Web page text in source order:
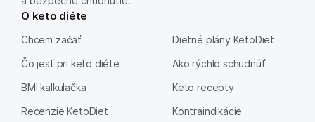
O keto diéte
Chcem začať
Čo jesť pri keto diéte
BMI kalkulačka
Recenzie KetoDiet
Dietné plány KetoDiet
Ako rýchlo schudnúť
Keto recepty
Kontraindikácie